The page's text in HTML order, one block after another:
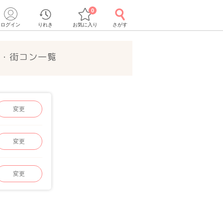
ログイン りれき お気に入り
0
さがす
街コン一覧
変更
変更
変更